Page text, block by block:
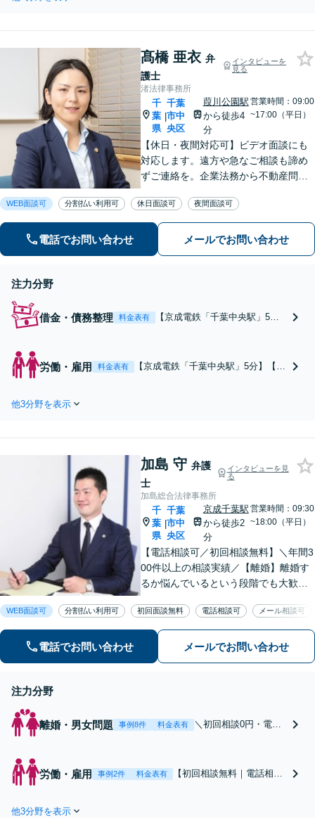
ます。準抗告認容の実績とス
すサポートをします【休日・
髙橋 亜衣 弁
護士
インタビューを
見る
渚法律事務所
千
葉
県
|
千葉
市中
央区
葭川公園駅
から徒歩4
分
営業時間：09:00
~17:00（平日）
【休日・夜間対応可】ビデオ面談にも
対応します。遠方や急なご相談も諦め
ずご連絡を。企業法務から不動産問
金・債務整理など、オールラウンドに
対応します。特に労働関係の実績は豊
富です。【京成電鉄「千葉中央駅」5
分】
WEB面談可 分割払い利用可 休日面談可 夜間面談可
電話でお問い合わせ メールでお問い合わせ
注力分野
借金・債務整理 料金表有
【京成電鉄「千葉中央駅」5
道筋をご提示いたします。自己
破産／個人再生／任意整理。債
労働・雇用 料金表有
【京成電鉄「千葉中央駅」5分】【労
せください【休日・夜間・オンライ
他3分野を表示
加島 守 弁護
士
インタビューを見
る
加島総合法律事務所
千
葉
県
|
千葉
市中
央区
京成千葉駅
から徒歩2
分
営業時間：09:30
~18:00（平日）
【電話相談可／初回相談無料】＼年間3
00件以上の相談実績／【離婚】離婚す
るか悩んでいるという段階でも大歓迎
【労働事件】残業代、不当解雇【刑事
事件】道交法違反、条例違反、盗撮
罪、逮捕などもご相談ください。【千
葉駅4分】
WEB面談可 分割払い利用可 初回面談無料 電話相談可 メール相談可
電話でお問い合わせ メールでお問い合わせ
注力分野
離婚・男女問題 事例8件 料金表有
＼初回相談0円・電話
離婚など、幅広い実績
あり！相談者さまにと
労働・雇用 事例2件 料金表有
【初回相談無料｜電話相談
他3分野を表示